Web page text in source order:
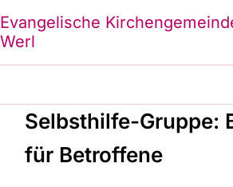
Evangelische
Werl
Selbsthilfe-Gruppe:
für Betroffene